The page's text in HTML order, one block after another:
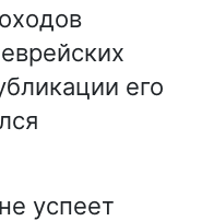
его
успеет